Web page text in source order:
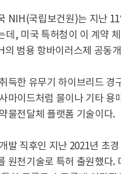
NIH(국립보건원)는 지난
데, 미국 특허청이 이 계약
의 범용 항바이러스제 공동
득한 유무기 하이브리드
마이드처럼 물이나 기타
물전달체 플랫폼 기술이다.
발 직후인 지난 2021년 초
원천기술로 특허 출원했다